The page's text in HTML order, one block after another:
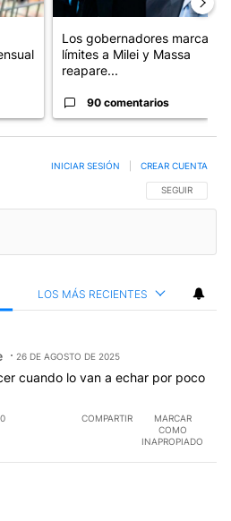
Los gobernadores marcan
límites a Milei y Massa
reapare...
90 comentarios
SIGA ESTA
SEGUIR
INICIAR SESIÓN CREAR CUENTA
LOS MÁS RECIENTES
26 DE AGOSTO DE 2025
cuando lo van a echar por poco
0 COMPARTIR
MARCAR
COMO
INAPROPIADO